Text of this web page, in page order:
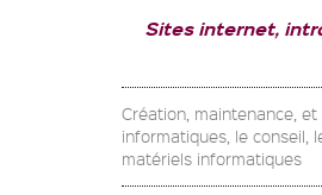
Sites internet,
Création, maintenance,
informatiques, le conseil,
matériels informatiques